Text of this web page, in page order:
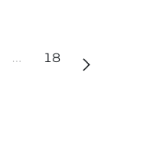
… 18